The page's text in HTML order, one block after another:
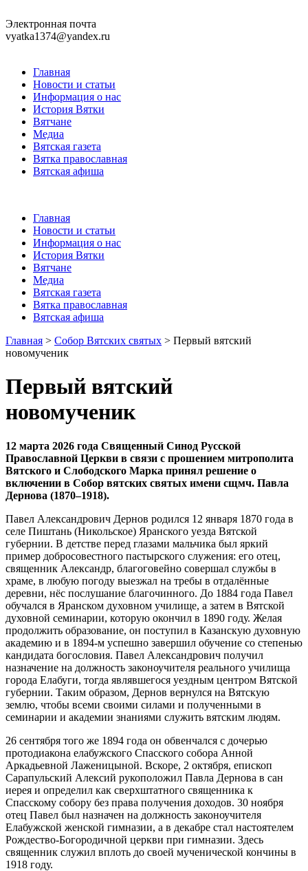
Электронная почта
vyatka1374@yandex.ru
Главная
Новости и статьи
Информация о нас
История Вятки
Вятчане
Медиа
Вятская газета
Вятка православная
Вятская афиша
Главная
Новости и статьи
Информация о нас
История Вятки
Вятчане
Медиа
Вятская газета
Вятка православная
Вятская афиша
Главная > Собор Вятских святых > Первый вятский
новомученик
Первый вятский
новомученик
12 марта 2026 года Священный Синод Русской
Православной Церкви в связи с прошением митрополита
Вятского и Слободского Марка принял решение о
включении в Собор вятских святых имени сщмч. Павла
Дернова (1870–1918).
Павел Александрович Дернов родился 12 января 1870 года в
селе Пиштань (Никольское) Яранского уезда Вятской
губернии. В детстве перед глазами мальчика был яркий
пример добросовестного пастырского служения: его отец,
священник Александр, благоговейно совершал службы в
храме, в любую погоду выезжал на требы в отдалённые
деревни, нёс послушание благочинного. До 1884 года Павел
обучался в Яранском духовном училище, а затем в Вятской
духовной семинарии, которую окончил в 1890 году. Желая
продолжить образование, он поступил в Казанскую духовную
академию и в 1894-м успешно завершил обучение со степенью
кандидата богословия. Павел Александрович получил
назначение на должность законоучителя реального училища
города Елабуги, тогда являвшегося уездным центром Вятской
губернии. Таким образом, Дернов вернулся на Вятскую
землю, чтобы всеми своими силами и полученными в
семинарии и академии знаниями служить вятским людям.
26 сентября того же 1894 года он обвенчался с дочерью
протодиакона елабужского Спасского собора Анной
Аркадьевной Лаженицыной. Вскоре, 2 октября, епископ
Сарапульский Алексий рукоположил Павла Дернова в сан
иерея и определил как сверхштатного священника к
Спасскому собору без права получения доходов. 30 ноября
отец Павел был назначен на должность законоучителя
Елабужской женской гимназии, а в декабре стал настоятелем
Рождество-Богородичной церкви при гимназии. Здесь
священник служил вплоть до своей мученической кончины в
1918 году.